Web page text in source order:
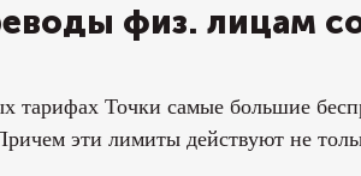
физ. лицам
тарифах Точки самые большие
эти лимиты действуют не